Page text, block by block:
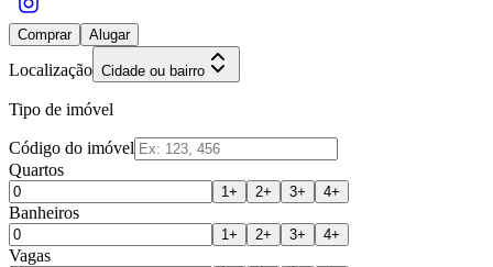
Comprar Alugar
Localização Cidade ou bairro
Tipo de imóvel
Código do imóvel
Quartos
1+ 2+ 3+ 4+
Banheiros
1+ 2+ 3+ 4+
Vagas